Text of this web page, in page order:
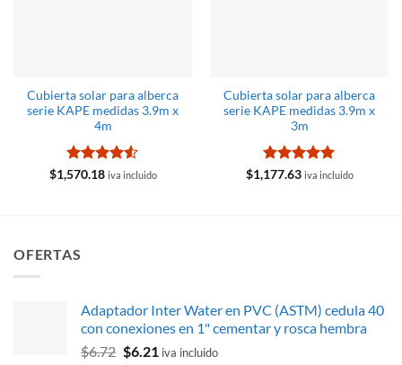
Cubierta solar para alberca
serie KAPE medidas 3.9m x
4m
Valorado
$1,570.18 iva incluido
Cubierta solar para alberca
serie KAPE medidas 3.9m x
3m
Valorado
$1,177.63 iva incluido
OFERTAS
Adaptador Inter Water en PVC (ASTM) cedula 40
con conexiones en 1" cementar y rosca hembra
$6.72 El
$6.21 El
iva incluido